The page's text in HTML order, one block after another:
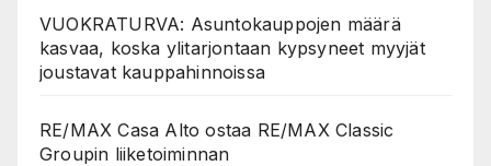
VUOKRATURVA: Asuntokauppojen määrä
kasvaa, koska ylitarjontaan kypsyneet myyjät
joustavat kauppahinnoissa
RE/MAX Casa Alto ostaa RE/MAX Classic
Groupin liiketoiminnan